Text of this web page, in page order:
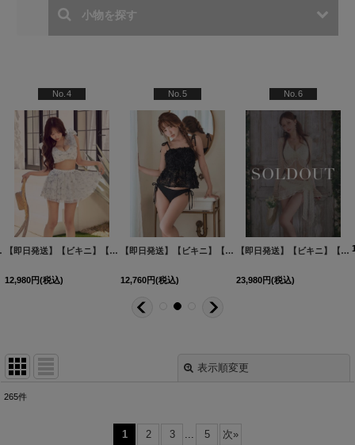
人気ランキング (スイート
[ M305dzj-BL-26MY-260414] [M303dzjq-WxB-26MY-260414]
セット [FB01]三上悠亜着用 [M306dzw-B-26MY-260414 ]
No.6
【即日発送】【ビキニ】【水着】Solle echo swimwear 4点セット[FB01] [M313dzjq-
23,980円(税込)
No.7
12,980円(税込)
No.8
10,890円(税込)
表示順変更
265件
1 2 3 ... 5 次»